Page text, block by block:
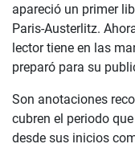
apareció un primer
Paris-Austerlitz.
lector tiene en las
preparó para su
Son anotaciones
cubren el periodo
desde sus inicios